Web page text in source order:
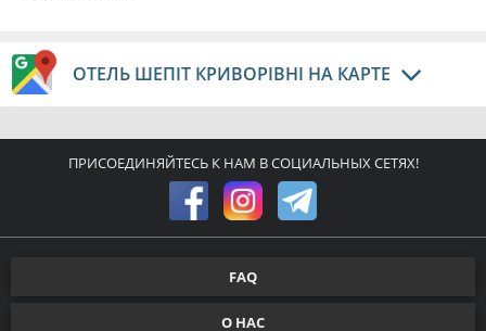
ОТЕЛЬ ШЕПІТ КРИВОРІВНІ НА КАРТЕ
ПРИСОЕДИНЯЙТЕСЬ К НАМ В СОЦИАЛЬНЫХ СЕТЯХ!
FAQ
О НАС